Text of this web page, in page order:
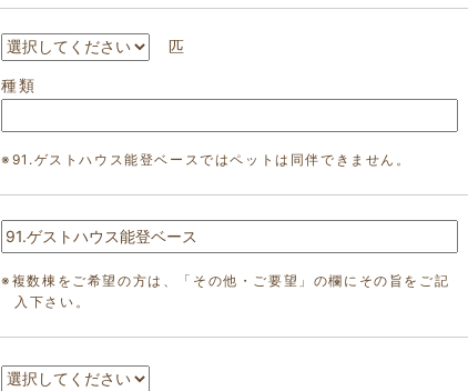
匹
種類
※91.ゲストハウス能登ベースではペットは同伴できません。
※複数棟をご希望の方は、「その他・ご要望」の欄にその旨をご記
入下さい。